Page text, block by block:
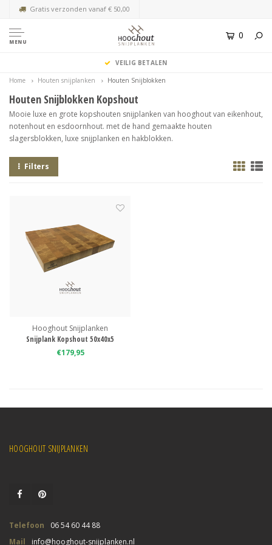
Gratis verzonden vanaf € 50,00
MENU
0
VEILIG BETALEN
Home Houten snijplanken Houten Snijblokken
Houten Snijblokken Kopshout
Mooie luxe en grote kopshouten snijplanken van hooghout van eikenhout,
notenhout en esdoornhout. met de hand gemaakte houten
slagersblokken, luxe snijplanken en hakblokken.
Filters
Hooghout Snijplanken
Snijplank Kopshout 50x40x5
€179,95
HOOGHOUT SNIJPLANKEN
Telefoon
06 54 60 44 88
Mail
info@hooghout-snijplanken.nl